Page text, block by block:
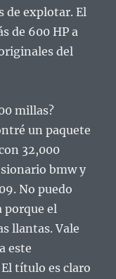
de explotar. El
de 600 HP a
del
millas?
un paquete
32,000
bmw y
No puedo
porque el
llantas. Vale
este
El título es claro